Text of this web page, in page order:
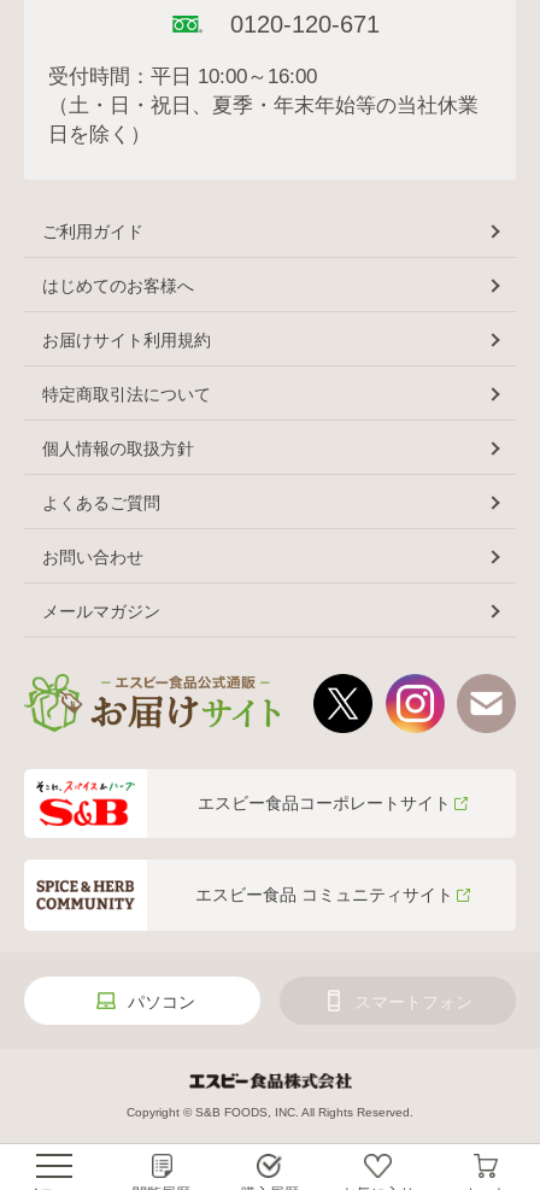
0120-120-671
受付時間：平日 10:00～16:00
（土・日・祝日、夏季・年末年始等の当社休業
日を除く）
ご利用ガイド
はじめてのお客様へ
お届けサイト利用規約
特定商取引法について
個人情報の取扱方針
よくあるご質問
お問い合わせ
メールマガジン
エスビー食品コーポレートサイト
エスビー食品 コミュニティサイト
パソコン スマートフォン
Copyright © S&B FOODS, INC. All Rights Reserved.